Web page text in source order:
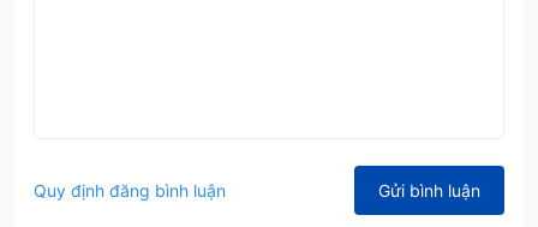
Quy định đăng bình luận Gửi bình luận